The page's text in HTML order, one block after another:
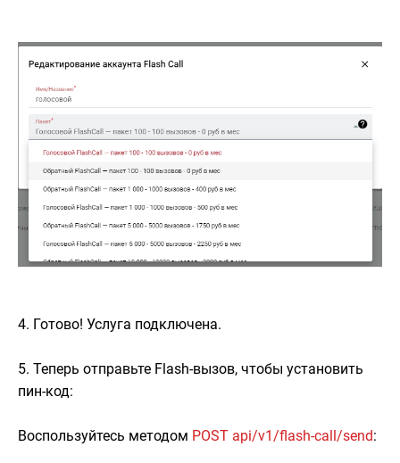
4. Готово! Услуга подключена.
5. Теперь отправьте Flash-вызов, чтобы установить
пин-код:
Воспользуйтесь методом POST api/v1/flash-call/send: